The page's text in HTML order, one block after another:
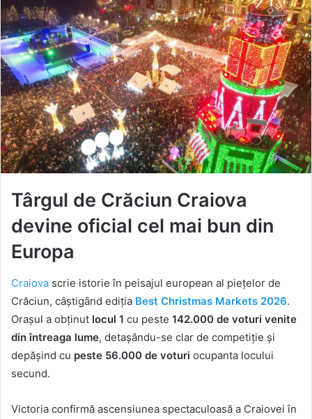
Târgul de Crăciun Craiova
devine oficial cel mai bun din
Europa
Craiova scrie istorie în peisajul european al piețelor de
Crăciun, câștigând ediția Best Christmas Markets 2026.
Orașul a obținut locul 1 cu peste 142.000 de voturi venite
din întreaga lume, detașându-se clar de competiție și
depășind cu peste 56.000 de voturi ocupanta locului
secund.
Victoria confirmă ascensiunea spectaculoasă a Craiovei în